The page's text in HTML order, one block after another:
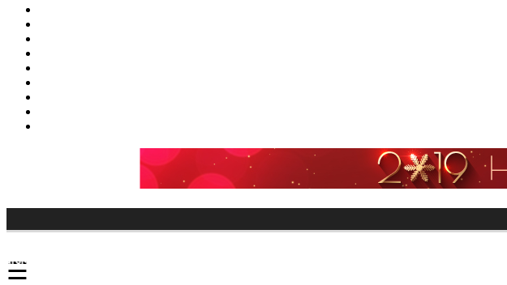
की तारीखें
☰